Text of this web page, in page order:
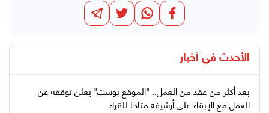
الأحدث في أخبار
بعد أكثر من عقد من العمل.. "الموقع بوست" يعلن توقفه عن
العمل مع الإبقاء على أرشيفه متاحا للقراء